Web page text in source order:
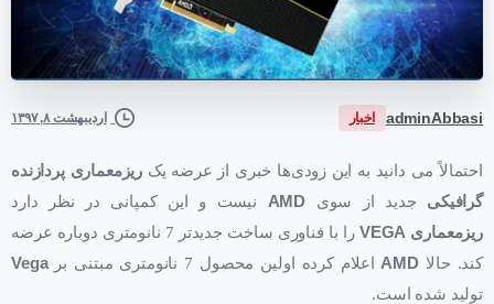
adminAbbasi اخبار اردیبهشت ۸, ۱۳۹۷
احتمالاً می دانید به این زودی‌ها خبری از عرضه یک ریزمعماری پردازنده
گرافیکی جدید از سوی AMD
نیست و این کمپانی در نظر دارد
ریزمعماری VEGA
را با فناوری ساخت جدیدتر 7 نانومتری دوباره عرضه
کند. حالا AMD اعلام کرده اولین محصول 7 نانومتری مبتنی بر
Vega
تولید شده است.